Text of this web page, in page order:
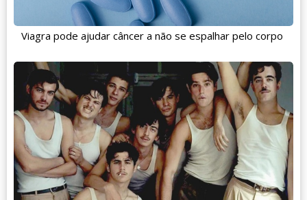
Viagra pode ajudar câncer a não se espalhar pelo corpo